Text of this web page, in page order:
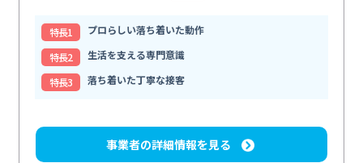
特⻑1
プロらしい落ち着いた動作
特⻑2
生活を支える専門意識
特⻑3
落ち着いた丁寧な接客
事業者の詳細情報を見る